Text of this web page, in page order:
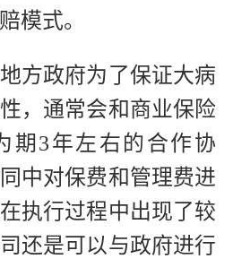
模式。
方政府为了保证大病
，通常会和商业保险
期3年左右的合作协
中对保费和管理费进
执行过程中出现了较
还是可以与政府进行